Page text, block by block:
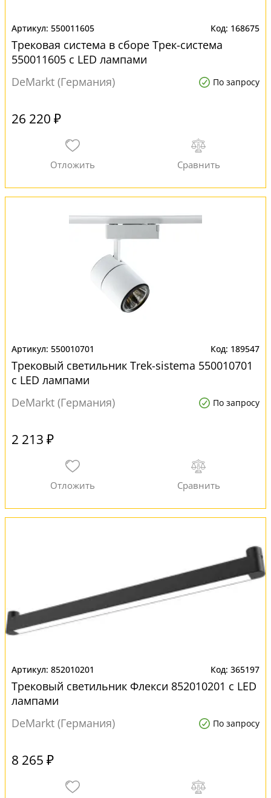
550011605 168675
Трековая система в сборе Трек-система
550011605 с LED лампами
DeMarkt (Германия)
По запросу
26 220 ₽
550010701 189547
Трековый светильник Trek-sistema 550010701
с LED лампами
DeMarkt (Германия)
По запросу
2 213 ₽
852010201 365197
Трековый светильник Флекси 852010201 с LED
лампами
DeMarkt (Германия)
По запросу
8 265 ₽